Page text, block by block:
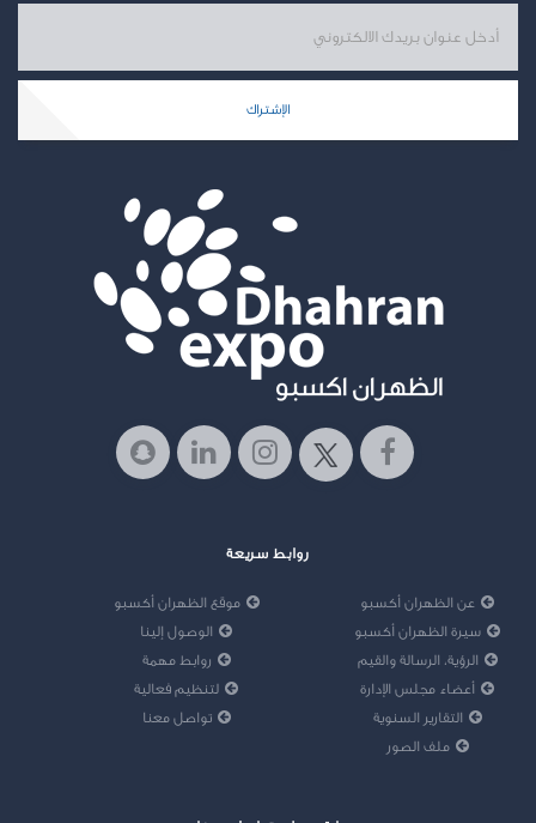
الإشتراك
روابط سريعة
عن الظهران أكسبو
سيرة الظهران أكسبو
الرؤية، الرسالة والقيم
أعضاء مجلس الإدارة
التقارير السنوية
ملف الصور
موقع الظهران أكسبو
الوصول إلينا
روابط مهمة
لتنظيم فعالية
تواصل معنا